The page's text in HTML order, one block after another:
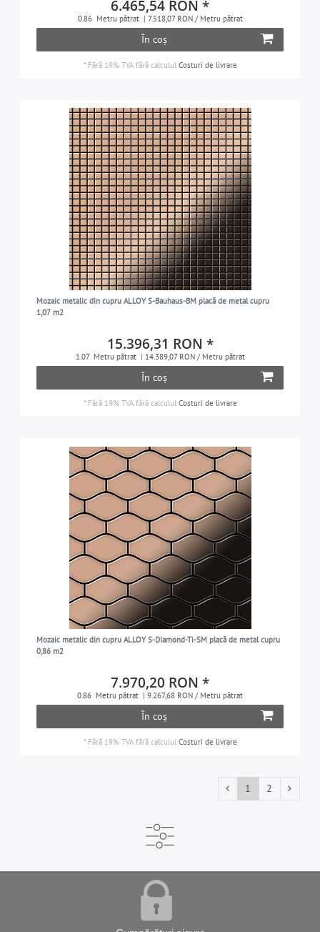
6.465,54 RON *
0.86 Metru pătrat | 7.518,07 RON / Metru pătrat
În coș
* Fără 19% TVAfără calculul Costuri de livrare
Mozaic metalic din cupru ALLOY S-Bauhaus-BM placă de metal cupru
1,07 m2
15.396,31 RON *
1.07 Metru pătrat | 14.389,07 RON / Metru pătrat
În coș
* Fără 19% TVAfără calculul Costuri de livrare
Mozaic metalic din cupru ALLOY S-Diamond-Ti-SM placă de metal cupru
0,86 m2
7.970,20 RON *
0.86 Metru pătrat | 9.267,68 RON / Metru pătrat
În coș
* Fără 19% TVAfără calculul Costuri de livrare
1 2